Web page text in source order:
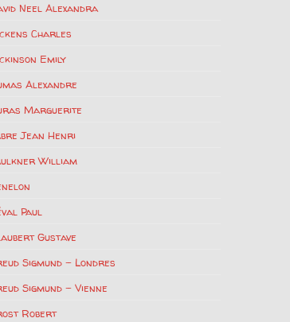
Neel Alexandra
Charles
Emily
Alexandre
Marguerite
Jean Henri
William
Paul
Gustave
Sigmund – Londres
Sigmund – Vienne
Robert